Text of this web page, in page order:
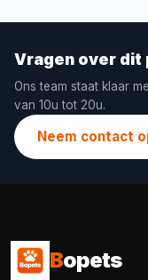
Vragen over dit
Ons team staat klaar
van 10u tot 20u.
Neem contact
Bopets